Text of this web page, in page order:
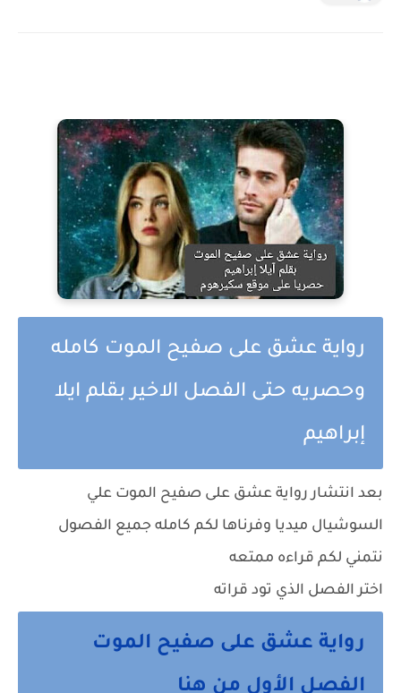
رواية عشق على صفيح الموت كامله
وحصريه حتى الفصل الاخير بقلم ايلا
إبراهيم
بعد انتشار رواية عشق على صفيح الموت علي
السوشيال ميديا وفرناها لكم كامله جميع الفصول
نتمني لكم قراءه ممتعه
اختر الفصل الذي تود قراته
رواية عشق على صفيح الموت
الفصل الأول من هنا